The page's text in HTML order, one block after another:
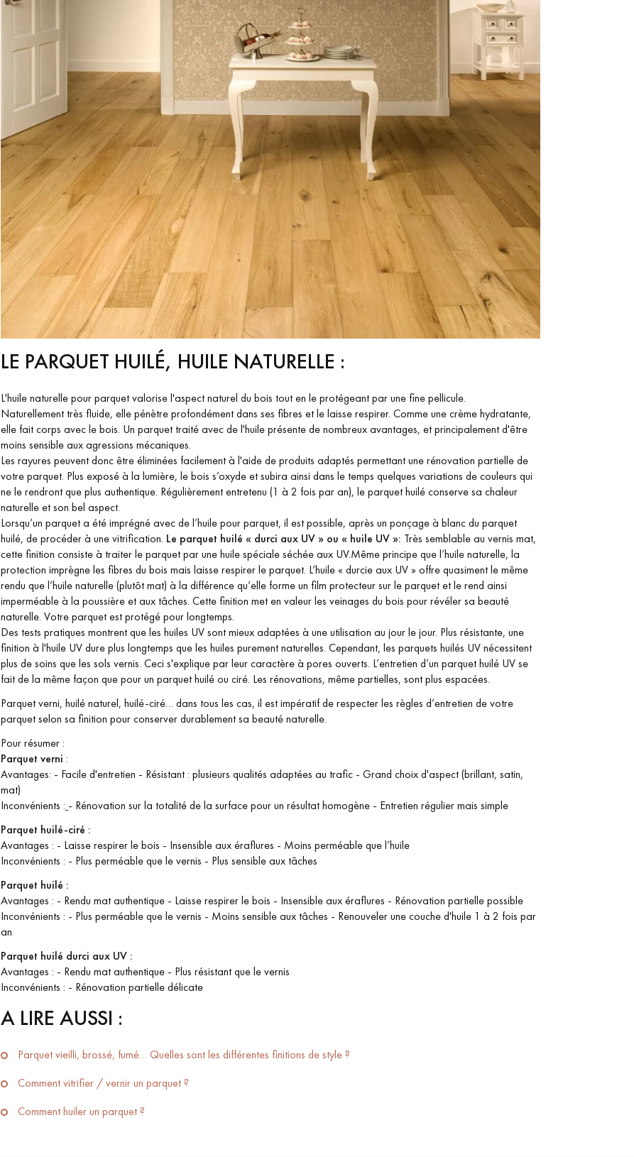
LE PARQUET HUILÉ, HUILE NATURELLE :
L'huile naturelle pour parquet valorise l'aspect naturel du bois tout en le protégeant par une fine pellicule.
Naturellement très fluide, elle pénètre profondément dans ses fibres et le laisse respirer. Comme une crème hydratante,
elle fait corps avec le bois. Un parquet traité avec de l'huile présente de nombreux avantages, et principalement d'être
moins sensible aux agressions mécaniques.
Les rayures peuvent donc être éliminées facilement à l'aide de produits adaptés permettant une rénovation partielle de
votre parquet. Plus exposé à la lumière, le bois s’oxyde et subira ainsi dans le temps quelques variations de couleurs qui
ne le rendront que plus authentique. Régulièrement entretenu (1 à 2 fois par an), le parquet huilé conserve sa chaleur
naturelle et son bel aspect.
Lorsqu’un parquet a été imprégné avec de l’huile pour parquet, il est possible, après un ponçage à blanc du parquet
huilé, de procéder à une vitrification. Le parquet huilé « durci aux UV » ou « huile UV »: Très semblable au vernis mat,
cette finition consiste à traiter le parquet par une huile spéciale séchée aux UV.Même principe que l’huile naturelle, la
protection imprègne les fibres du bois mais laisse respirer le parquet. L’huile « durcie aux UV » offre quasiment le même
rendu que l’huile naturelle (plutôt mat) à la différence qu’elle forme un film protecteur sur le parquet et le rend ainsi
imperméable à la poussière et aux tâches. Cette finition met en valeur les veinages du bois pour révéler sa beauté
naturelle. Votre parquet est protégé pour longtemps.
Des tests pratiques montrent que les huiles UV sont mieux adaptées à une utilisation au jour le jour. Plus résistante, une
finition à l'huile UV dure plus longtemps que les huiles purement naturelles. Cependant, les parquets huilés UV nécessitent
plus de soins que les sols vernis. Ceci s'explique par leur caractère à pores ouverts. L’entretien d’un parquet huilé UV se
fait de la même façon que pour un parquet huilé ou ciré. Les rénovations, même partielles, sont plus espacées.
Parquet verni, huilé naturel, huilé-ciré… dans tous les cas, il est impératif de respecter les règles d’entretien de votre
parquet selon sa finition pour conserver durablement sa beauté naturelle.
Pour résumer :
Parquet verni :
Avantages: - Facile d'entretien - Résistant : plusieurs qualités adaptées au trafic - Grand choix d'aspect (brillant, satin,
mat)
Inconvénients : - Rénovation sur la totalité de la surface pour un résultat homogène - Entretien régulier mais simple
Parquet huilé-ciré :
Avantages : - Laisse respirer le bois - Insensible aux éraflures - Moins perméable que l’huile
Inconvénients : - Plus perméable que le vernis - Plus sensible aux tâches
Parquet huilé :
Avantages : - Rendu mat authentique - Laisse respirer le bois - Insensible aux éraflures - Rénovation partielle possible
Inconvénients : - Plus perméable que le vernis - Moins sensible aux tâches - Renouveler une couche d'huile 1 à 2 fois par
an
Parquet huilé durci aux UV :
Avantages : - Rendu mat authentique - Plus résistant que le vernis
Inconvénients : - Rénovation partielle délicate
A LIRE AUSSI :
Parquet vieilli, brossé, fumé… Quelles sont les différentes finitions de style ?
Comment vitrifier / vernir un parquet ?
Comment huiler un parquet ?